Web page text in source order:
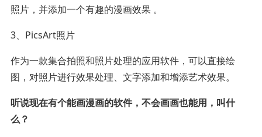
照片，并添加一个有趣的漫画效果 。
3、PicsArt照片
作为一款集合拍照和照片处理的应用软件，可以直接绘
图，对照片进行效果处理、文字添加和增添艺术效果。
听说现在有个能画漫画的软件，不会画画也能用，叫什
么？